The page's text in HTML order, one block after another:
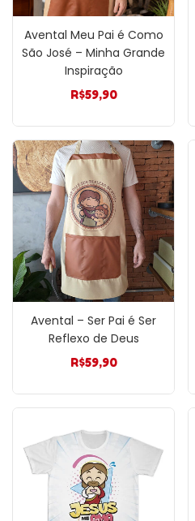
Avental Meu Pai é Como
São José – Minha Grande
Inspiração
R$59,90
Avental – Ser Pai é Ser
Reflexo de Deus
R$59,90